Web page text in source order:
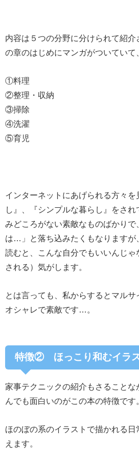
内容は５つの分野に分けられて紹介
の章のはじめにマンガがついていて
①料理
②整理・収納
③掃除
④洗濯
⑤育児
インターネットにあげられる方々を
し』、『シンプルな暮らし』をさ
みどころがない素敵なものばかりで
は…」と落ち込みたくもなりますが
読むと、こんな自分でもいいんじ
される）気がします。
とは言っても、私からするとマル
オシャレで素敵です…。
特徴② ほっこり和むイラ
家事テクニックの紹介もさることな
んでも面白いのがこの本の特徴です
ほのぼの系のイラストで描かれる
えます。